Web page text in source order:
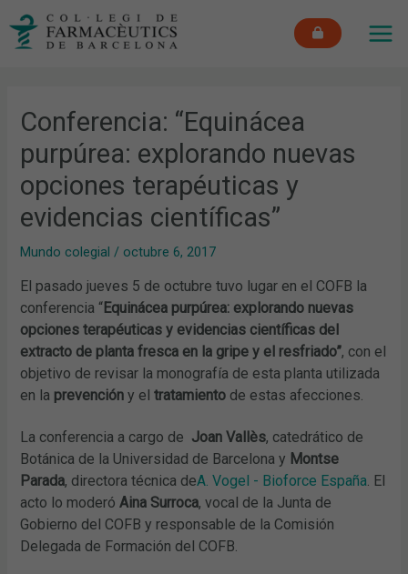
Conferencia: “Equinácea
purpúrea: explorando nuevas
opciones terapéuticas y
evidencias científicas”
Mundo colegial / octubre 6, 2017
El pasado jueves 5 de octubre tuvo lugar en el COFB la
conferencia “ Equinácea purpúrea: explorando nuevas
opciones terapéuticas y evidencias científicas del
extracto de planta fresca en la gripe y el resfriado”, con el
objetivo de revisar la monografía de esta planta utilizada
en la prevencióny eltratamiento de estas afecciones.
La conferencia a cargo de Joan Vallès, catedrático de
Botánica de la Universidad de Barcelona y Montse
Parada, directora técnica deA. Vogel - Bioforce España . El
acto lo moderóAina Surroca, vocal de la Junta de
Gobierno del COFB y responsable de la Comisión
Delegada de Formación del COFB.